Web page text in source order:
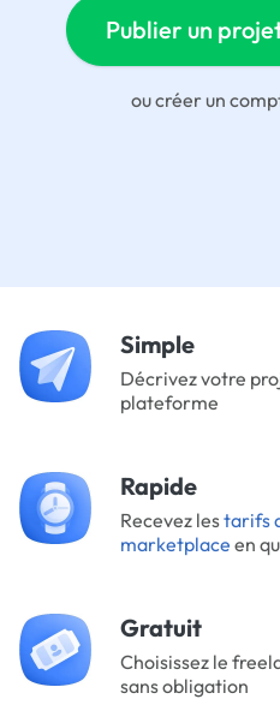
Publier un
oucréer un
Simple
Décrivez votre
plateforme
Rapide
Recevez lestarifs
marketplace en
Gratuit
Choisissez le
sans obligation